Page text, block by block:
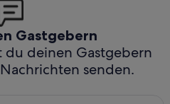
Gastgebern
du deinen Gastgebern
senden.